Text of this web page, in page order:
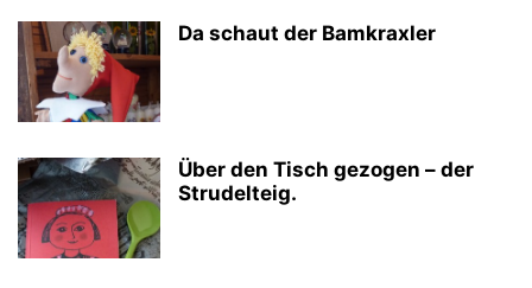
Da schaut der Bamkraxler
Über den Tisch gezogen – der
Strudelteig.